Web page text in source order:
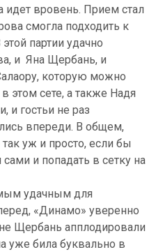
идет вровень. Прием стал
смогла подходить к
партии удачно
и Яна Щербань, и
которую можно
этом сете, а также Надя
и гостьи не раз
впереди. В общем,
уж и просто, если бы
и попадать в сетку на
удачным для
«Динамо» уверенно
Щербань апплодировали
уже била буквально в